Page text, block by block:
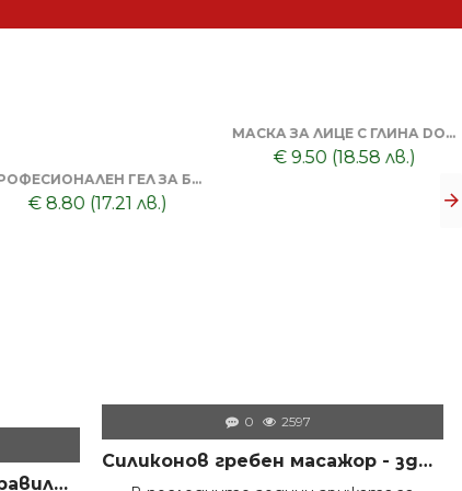
ПРОФЕСИОНАЛЕН ГЕЛ ЗА БРЪСНЕНЕ 1000 ML + БРЪСНАЧ ЗА ЕДНОКРАТНИ НОЖЧЕТА + БРЪСНАРСКИ НОЖЧЕТА ASTRA - 5БР
€ 8.80 (17.21 лв.)
МАСКА ЗА ЛИЦЕ С ГЛИНА DORSH + ПОЧИСТВАЩА ЧЕРНА МАСКА ЗА ЛИЦЕ DORSH
€ 9.50 (18.58 лв.)
Как да дезинфекцираме правилно инструментите във фризьорски салон – пълно професионално ръководство
0 2597
Силиконов гребен масажор - здрава коса и скалп